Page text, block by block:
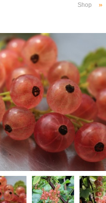
Shop »